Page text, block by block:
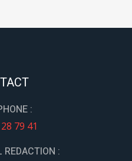
:
79 41
REDACTION :